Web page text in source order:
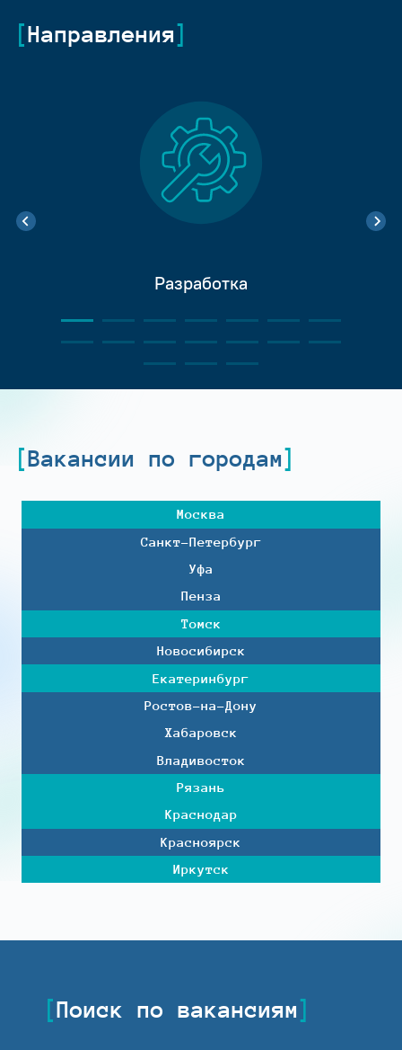
Направления
Разработка
Вакансии по городам
Москва
Санкт-Петербург
Уфа
Пенза
Томск
Новосибирск
Екатеринбург
Ростов-на-Дону
Хабаровск
Владивосток
Рязань
Краснодар
Красноярск
Иркутск
Поиск по вакансиям